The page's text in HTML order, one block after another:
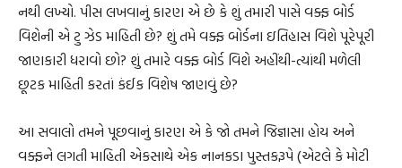
નથી લખ્યો. પીસ લખવાનું કારણ એ છે કે શું તમારી પાસે વક્ફ બોર્ડ
વિશેની એ ટુ ઝેડ માહિતી છે? શું તમે વક્ફ બોર્ડના ઇતિહાસ વિશે પૂરેપૂરી
જાણકારી ધરાવો છો? શું તમારે વક્ફ બોર્ડ વિશે અહીંથી-ત્યાંથી મળેલી
છૂટક માહિતી કરતાં કંઈક વિશેષ જાણવું છે?
આ સવાલો તમને પૂછવાનું કારણ એ કે જો તમને જિજ્ઞાસા હોય અને
વક્ફને લગતી માહિતી એકસાથે એક નાનકડા પુસ્તકરૂપે (એટલે કે મોટી